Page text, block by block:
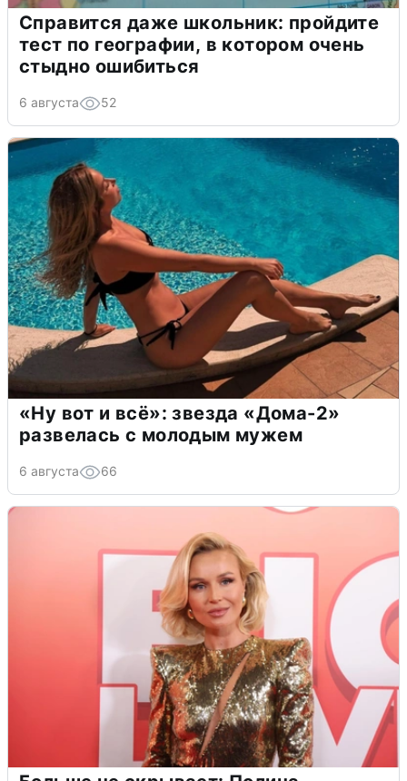
Справится даже школьник: пройдите
тест по географии, в котором очень
стыдно ошибиться
6 августа 52
«Ну вот и всё»: звезда «Дома-2»
развелась с молодым мужем
6 августа 66